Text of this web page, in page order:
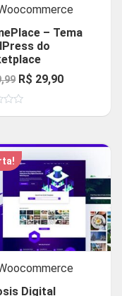
– Tema
do
O
preço
original
R$ 59,99.
R$ 29,90O
atual
Digital